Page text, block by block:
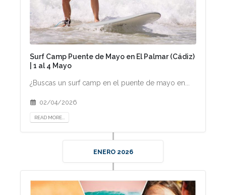
Surf Camp Puente de Mayo en El Palmar (Cádiz)
| 1 al 4 Mayo
¿Buscas un surf camp en el puente de mayo en...
02/04/2026
READ MORE...
ENERO 2026